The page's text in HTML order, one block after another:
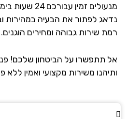
לפתור את הבעיה במהירות
שירות גבוהה ומחירים הוגנים.
תתפשרו על הביטחון שלכם! פנו
משירות מקצועי ואמין ללא